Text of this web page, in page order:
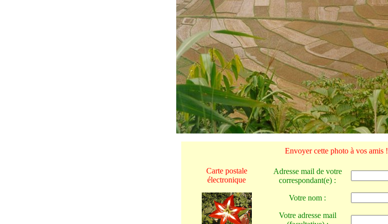
Envoyer cette photo à vos amis !
Carte postale
électronique
Adresse mail de votre
correspondant(e) :
Votre nom :
Votre adresse mail